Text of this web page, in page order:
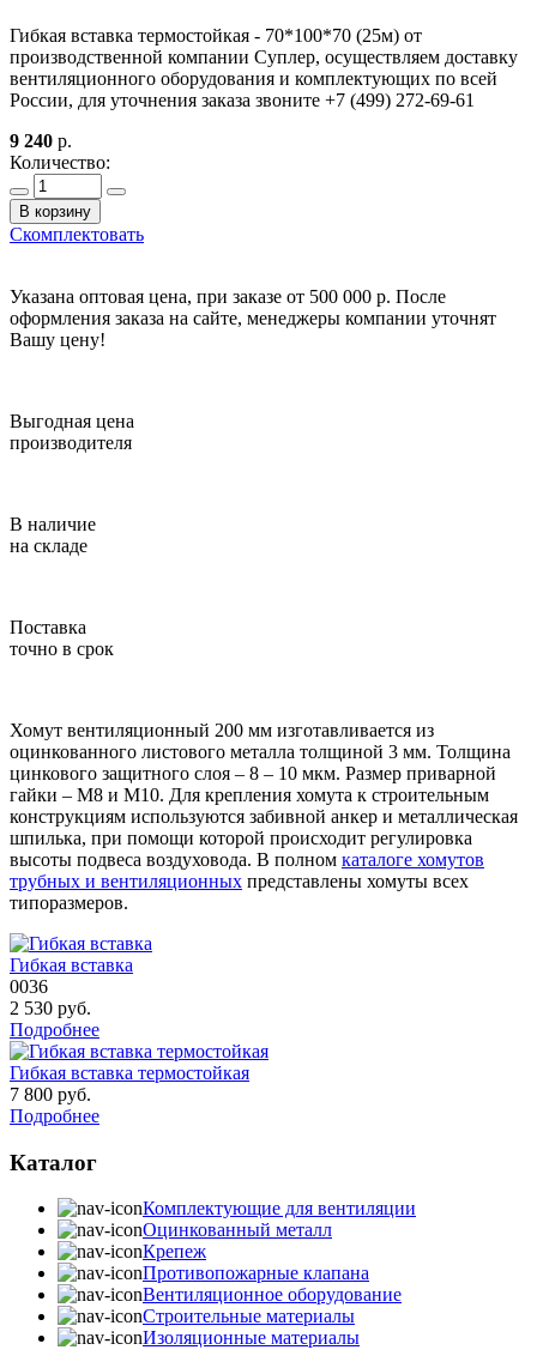
Гибкая вставка термостойкая - 70*100*70 (25м) от
производственной компании Суплер, осуществляем доставку
вентиляционного оборудования и комплектующих по всей
России, для уточнения заказа звоните +7 (499) 272-69-61
9 240 р.
Количество:
В корзину
Скомплектовать
Указана оптовая цена, при заказе от 500 000 р. После
оформления заказа на сайте, менеджеры компании уточнят
Вашу цену!
Выгодная цена
производителя
В наличие
на складе
Поставка
точно в срок
Хомут вентиляционный 200 мм изготавливается из
оцинкованного листового металла толщиной 3 мм. Толщина
цинкового защитного слоя – 8 – 10 мкм. Размер приварной
гайки – М8 и М10. Для крепления хомута к строительным
конструкциям используются забивной анкер и металлическая
шпилька, при помощи которой происходит регулировка
высоты подвеса воздуховода. В полном каталоге хомутов
трубных и вентиляционных представлены хомуты всех
типоразмеров.
Гибкая вставка
0036
2 530 руб.
Подробнее
Гибкая вставка термостойкая
7 800 руб.
Подробнее
Каталог
Комплектующие для вентиляции
Оцинкованный металл
Крепеж
Противопожарные клапана
Вентиляционное оборудование
Строительные материалы
Изоляционные материалы